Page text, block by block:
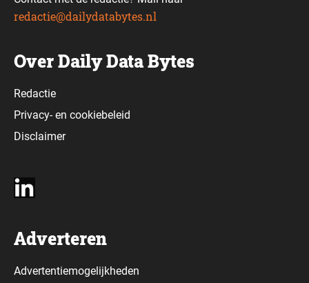
redactie@dailydatabytes.nl
Over Daily Data Bytes
Redactie
Privacy-en cookiebeleid
Disclaimer
Adverteren
Advertentiemogelijkheden